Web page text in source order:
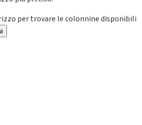
per trovare le colonnine disponibili